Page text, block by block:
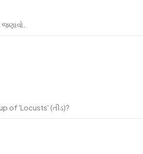
of 'Locusts' (તીડ)?